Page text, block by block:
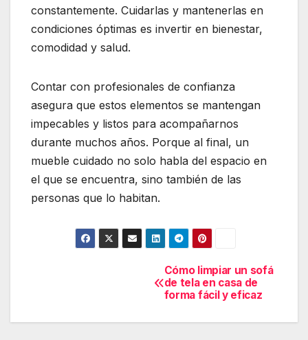
constantemente. Cuidarlas y mantenerlas en
condiciones óptimas es invertir en bienestar,
comodidad y salud.
Contar con profesionales de confianza
asegura que estos elementos se mantengan
impecables y listos para acompañarnos
durante muchos años. Porque al final, un
mueble cuidado no solo habla del espacio en
el que se encuentra, sino también de las
personas que lo habitan.
Cómo limpiar un sofá
de tela en casa de
forma fácil y eficaz